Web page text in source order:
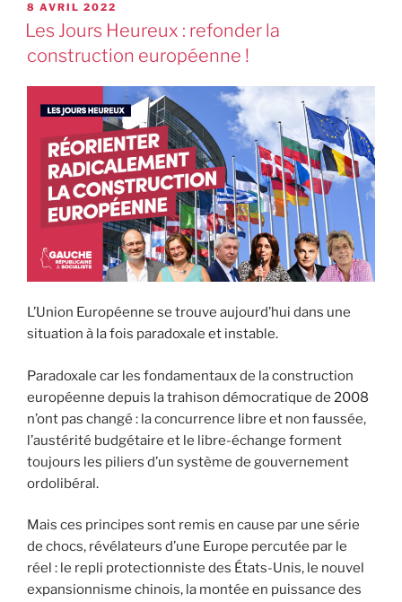
8 AVRIL 2022
Les Jours Heureux : refonder la
construction européenne !
L’Union Européenne se trouve aujourd’hui dans une
situation à la fois paradoxale et instable.
Paradoxale car les fondamentaux de la construction
européenne depuis la trahison démocratique de 2008
n’ont pas changé : la concurrence libre et non faussée,
l’austérité budgétaire et le libre-échange forment
toujours les piliers d’un système de gouvernement
ordolibéral.
Mais ces principes sont remis en cause par une série
de chocs, révélateurs d’une Europe percutée par le
réel : le repli protectionniste des États-Unis, le nouvel
expansionnisme chinois, la montée en puissance des